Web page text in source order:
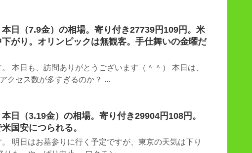
日（7.9金）の相場。寄り付き27739円109円。米
がり。オリンピックは無観客。手仕舞いの金曜だ
本日も、訪問ありがとうございます（＾＾） 本日は、
クセス数が多すぎるのか？ ...
日（3.19金）の相場。寄り付き29904円108円。
国安につられる。
明日はお墓参りに行く予定ですが、東京の天気は下り